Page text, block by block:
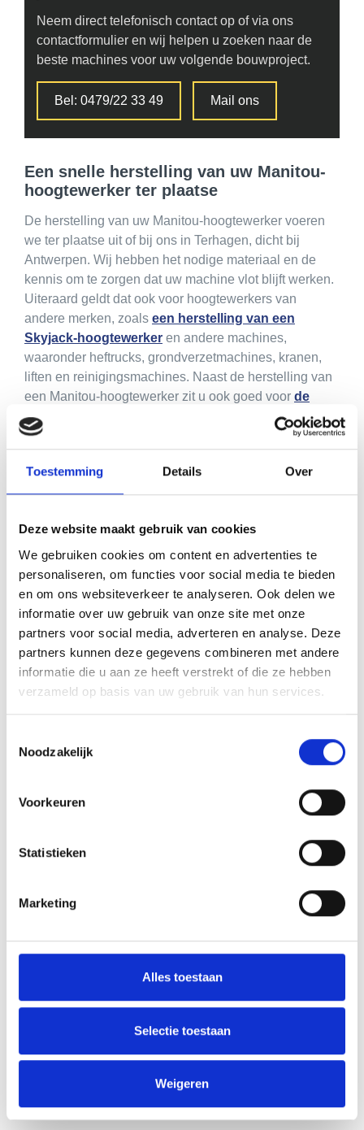
Toestemming Details Over
Deze website maakt gebruik van cookies
We gebruiken cookies om content en advertenties te
personaliseren, om functies voor social media te bieden
en om ons websiteverkeer te analyseren. Ook delen we
informatie over uw gebruik van onze site met onze
partners voor social media, adverteren en analyse. Deze
partners kunnen deze gegevens combineren met andere
informatie die u aan ze heeft verstrekt of die ze hebben
verzameld op basis van uw gebruik van hun services.
Noodzakelijk
Voorkeuren
Statistieken
Marketing
Alles toestaan
Selectie toestaan
Weigeren
Neem direct telefonisch contact op of via ons
contactformulier en wij helpen u zoeken naar de
beste machines voor uw volgende bouwproject.
Bel: 0479/22 33 49 Mail ons
Een snelle herstelling van uw Manitou-
hoogtewerker ter plaatse
De herstelling van uw Manitou-hoogtewerker voeren
we ter plaatse uit of bij ons in Terhagen, dicht bij
Antwerpen. Wij hebben het nodige materiaal en de
kennis om te zorgen dat uw machine vlot blijft werken.
Uiteraard geldt dat ook voor hoogtewerkers van
andere merken, zoals een herstelling van een
Skyjack-hoogtewerker en andere machines,
waaronder heftrucks, grondverzetmachines, kranen,
liften en reinigingsmachines. Naast de herstelling van
een Manitou-hoogtewerker zit u ook goed voor de
aankoop van een Manitou-hoogtewerker
. Zowel
nieuwe als
zijn
krijgt u die keuze. Zo lopen uw kosten niet onnodig op.
Heeft u een dringende herstelling nodig van uw
Manitou-hoogtewerker? Dan kan u ons bellen via het
nummer0479/22 33 49. Voor verdere vragen of meer
informatie, kan u ons ook altijd een bericht sturen via
hetonline contactformulier. Wij trachten u zo snel
mogelijk verder te helpen met onze kennis en ervaring.
Contacteer ons
Naam: